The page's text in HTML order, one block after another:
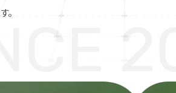
す。